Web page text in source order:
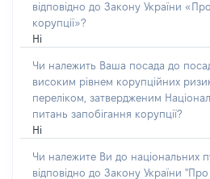
відповідно до Закону України
корупції»?
Ні
Чи належить Ваша посада до
високим рівнем корупційних
переліком, затвердженим
питань запобігання корупції?
Ні
Чи належите Ви до національних
відповідно до Закону України "Про